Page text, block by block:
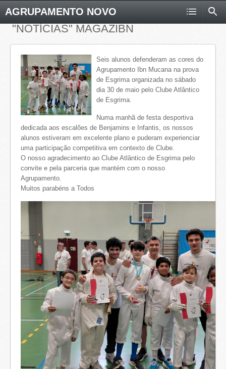
AGRUPAMENTO NOVO
"NOTÍCIAS" MAGAZIBN
Seis alunos defenderam as cores do
Agrupamento Ibn Mucana na prova
de Esgrima organizada no sábado
dia 30 de maio pelo Clube Atlântico
de Esgrima.
Numa manhã de festa desportiva
dedicada aos escalões de Benjamins e Infantis, os nossos
alunos estiveram em excelente plano e puderam experienciar
uma participação competitiva em contexto de Clube.
O nosso agradecimento ao Clube Atlântico de Esgrima pelo
convite e pela parceria que mantém com o nosso
Agrupamento.
Muitos parabéns a Todos